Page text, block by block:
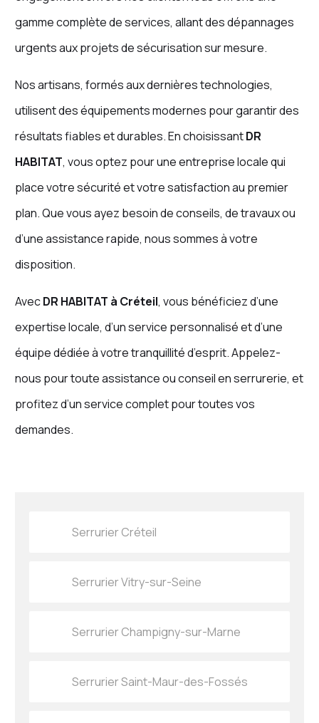
gamme complète de services, allant des dépannages
urgents aux projets de sécurisation sur mesure.
Nos artisans, formés aux dernières technologies,
utilisent des équipements modernes pour garantir des
résultats fiables et durables. En choisissantDR
HABITAT, vous optez pour une entreprise locale qui
place votre sécurité et votre satisfaction au premier
plan. Que vous ayez besoin de conseils, de travaux ou
d’une assistance rapide, nous sommes à votre
disposition.
AvecDR HABITAT à Créteil, vous bénéficiez d’une
expertise locale, d’un service personnalisé et d’une
équipe dédiée à votre tranquillité d’esprit. Appelez-
nous pour toute assistance ou conseil en serrurerie, et
profitez d’un service complet pour toutes vos
demandes.
Serrurier Créteil
Serrurier Vitry-sur-Seine
Serrurier Champigny-sur-Marne
Serrurier Saint-Maur-des-Fossés